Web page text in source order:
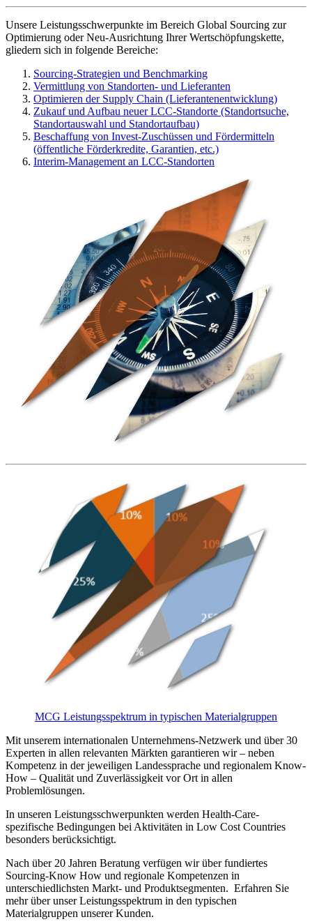
Unsere Leistungsschwerpunkte im Bereich Global Sourcing zur
Optimierung oder Neu-Ausrichtung Ihrer Wertschöpfungskette,
gliedern sich in folgende Bereiche:
Sourcing-Strategien und Benchmarking
Vermittlung von Standorten- und Lieferanten
Optimieren der Supply Chain (Lieferantenentwicklung)
Zukauf und Aufbau neuer LCC-Standorte (Standortsuche,
Standortauswahl und Standortaufbau)
Beschaffung von Invest-Zuschüssen und Fördermitteln
(öffentliche Förderkredite, Garantien, etc.)
Interim-Management an LCC-Standorten
MCG Leistungsspektrum in typischen Materialgruppen
Mit unserem internationalen Unternehmens-Netzwerk und über 30
Experten in allen relevanten Märkten garantieren wir – neben
Kompetenz in der jeweiligen Landessprache und regionalem Know-
How – Qualität und Zuverlässigkeit vor Ort in allen
Problemlösungen.
In unseren Leistungsschwerpunkten werden Health-Care-
spezifische Bedingungen bei Aktivitäten in Low Cost Countries
besonders berücksichtigt.
Nach über 20 Jahren Beratung verfügen wir über fundiertes
Sourcing-Know How und regionale Kompetenzen in
unterschiedlichsten Markt- und Produktsegmenten. Erfahren Sie
mehr über unser Leistungsspektrum in den typischen
Materialgruppen unserer Kunden.